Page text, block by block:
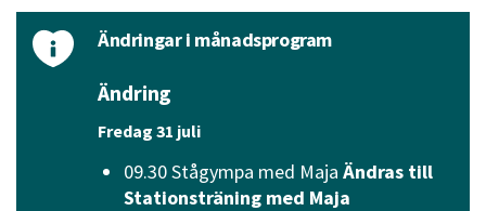
att
navigera
för
att
Ändringar i månadsprogram
Ändring
Fredag 31 juli
09.30 Stågympa med Maja Ändras till
Stationsträning med Maja